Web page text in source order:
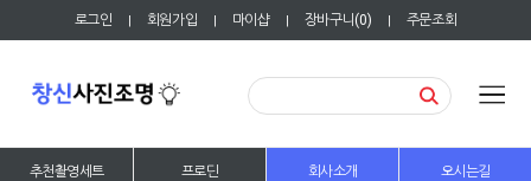
로그인 | 회원가입 | 마이샵 | 장바구니(0) | 주문조회
추천촬영세트 프로딘 회사소개 오시는길